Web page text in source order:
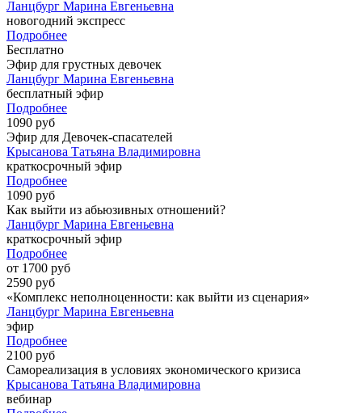
Ланцбург Марина Евгеньевна
новогодний экспресс
Подробнее
Бесплатно
Эфир для грустных девочек
Ланцбург Марина Евгеньевна
бесплатный эфир
Подробнее
1090 руб
Эфир для Девочек-спасателей
Крысанова Татьяна Владимировна
краткосрочный эфир
Подробнее
1090 руб
Как выйти из абьюзивных отношений?
Ланцбург Марина Евгеньевна
краткосрочный эфир
Подробнее
от 1700 руб
2590 руб
«Комплекс неполноценности: как выйти из сценария»
Ланцбург Марина Евгеньевна
эфир
Подробнее
2100 руб
Самореализация в условиях экономического кризиса
Крысанова Татьяна Владимировна
вебинар